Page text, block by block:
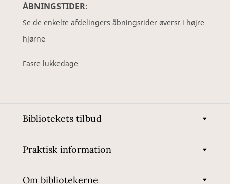
ÅBNINGSTIDER:
Se de enkelte afdelingers åbningstider øverst i højre
hjørne
Faste lukkedage
Bibliotekets tilbud
Praktisk information
Om bibliotekerne